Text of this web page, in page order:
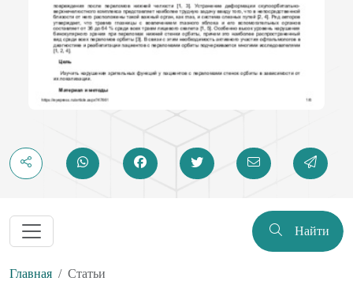
Найти
Главная Статьи